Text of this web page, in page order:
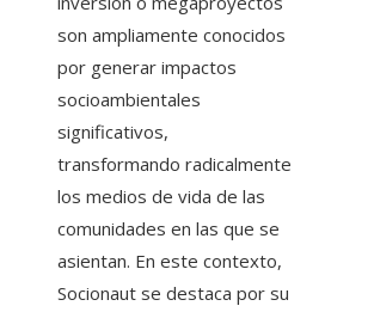
son ampliamente conocidos
por generar impactos
socioambientales
significativos,
transformando radicalmente
los medios de vida de las
comunidades en las que se
asientan. En este contexto,
Socionaut se destaca por su